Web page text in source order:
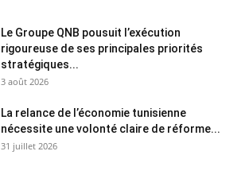
Le Groupe QNB pousuit l’exécution
rigoureuse de ses principales priorités
stratégiques...
3 août 2026
La relance de l’économie tunisienne
nécessite une volonté claire de réforme...
31 juillet 2026